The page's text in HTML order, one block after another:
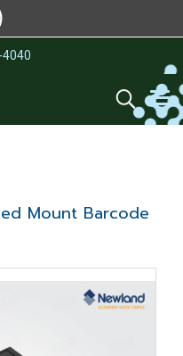
Mount Barcode